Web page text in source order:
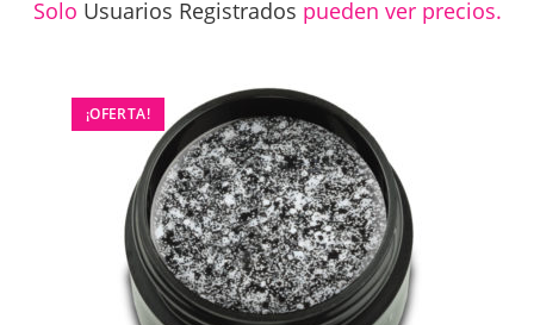
Solo Usuarios Registrados pueden ver precios.
¡OFERTA!